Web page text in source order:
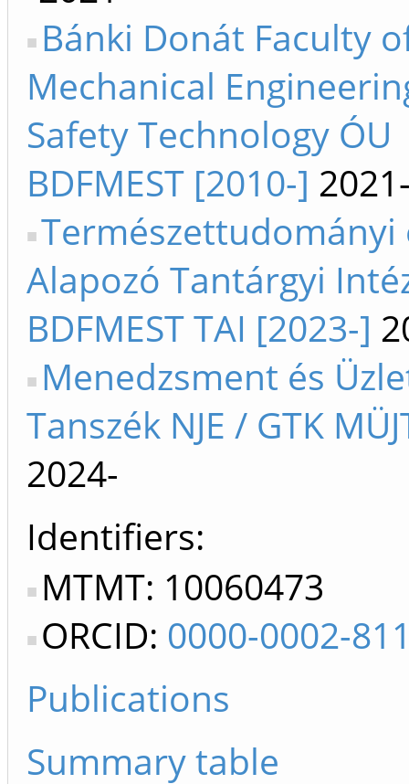
Bánki Donát Faculty
Mechanical
Safety Technology ÓU
BDFMEST [2010-]
Természettudományi
Alapozó Tantárgyi
BDFMEST TAI [2023-]
Menedzsment és
Tanszék NJE / GTK
2024-
Identifiers
MTMT: 10060473
ORCID: 0000-0002-
Publications
Summary table